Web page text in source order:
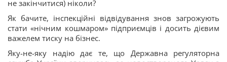
не закінчитися) ніколи?
Як бачите, інспекційні відвідування знов загрожують
стати «нічним кошмаром» підприємців і досить дієвим
важелем тиску на бізнес.
Яку-не-яку надію дає те, що Державна регуляторна